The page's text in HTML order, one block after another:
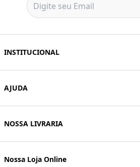
INSTITUCIONAL
AJUDA
NOSSA LIVRARIA
Nossa Loja Online